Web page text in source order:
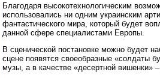
Благодаря высокотехнологическим
использовались ни одним украинским
фантастического мира, который будет
данной сфере специалистами Европы.
В сценической постановке можно будет
сцене появятся своеобразные «солдаты
музы, а в качестве «десертной вишенки»